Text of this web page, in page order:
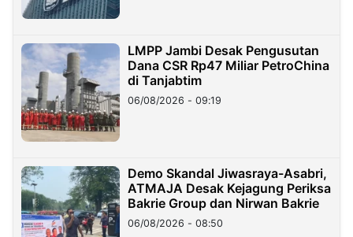
LMPP Jambi Desak Pengusutan
Dana CSR Rp47 Miliar PetroChina
di Tanjabtim
06/08/2026 - 09:19
Demo Skandal Jiwasraya-Asabri,
ATMAJA Desak Kejagung Periksa
Bakrie Group dan Nirwan Bakrie
06/08/2026 - 08:50